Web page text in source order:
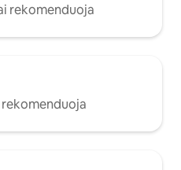
rekomenduoja